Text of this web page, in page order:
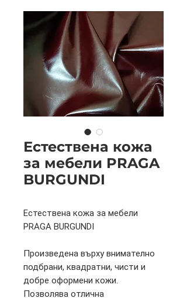
Естествена кожа
за мебели PRAGA
BURGUNDI
Естествена кожа за мебели
PRAGA BURGUNDI
Произведена върху внимателно
подбрани, квадратни, чисти и
добре оформени кожи.
Позволява отлична